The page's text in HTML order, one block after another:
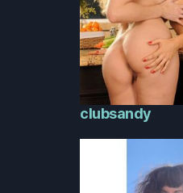
clubsandy